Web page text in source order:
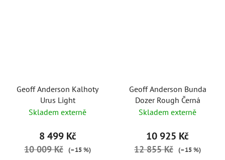
Geoff Anderson Kalhoty
Urus Light
Skladem externě
8 499 Kč
10 009 Kč (–15 %)
Geoff Anderson Bunda
Dozer Rough Černá
Skladem externě
10 925 Kč
12 855 Kč (–15 %)